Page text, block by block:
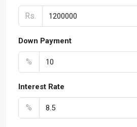
Rs.
Down Payment
%
Interest Rate
%